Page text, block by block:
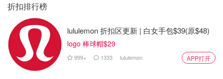
折扣排行榜
lululemon 折扣区更新 | 白女手包$39(原$48)
logo 棒球帽$29
999+ 1333 lululemon APP打开